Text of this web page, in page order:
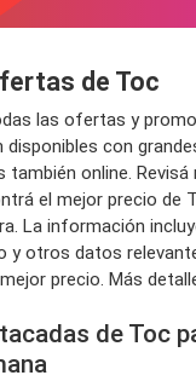
de Toc
las ofertas y
disponibles con
también online. Revisá
el mejor precio de
La información
y otros datos
precio. Más
de Toc